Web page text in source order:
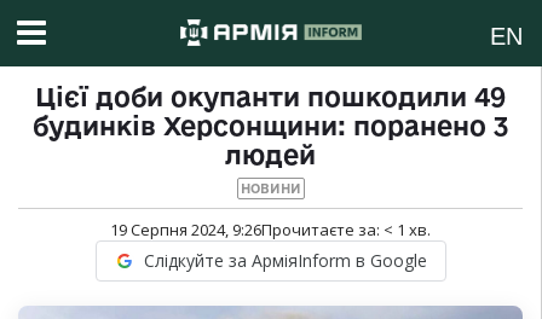
EN
Цієї доби окупанти пошкодили 49
будинків Херсонщини: поранено 3
людей
НОВИНИ
19 Серпня 2024, 9:26Прочитаєте за: < 1 хв.
Слідкуйте за АрміяInform в Google